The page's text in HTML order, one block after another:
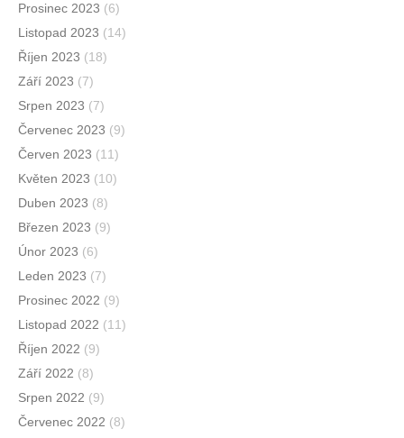
Prosinec 2023 (6)
Listopad 2023 (14)
Říjen 2023 (18)
Září 2023 (7)
Srpen 2023 (7)
Červenec 2023 (9)
Červen 2023 (11)
Květen 2023 (10)
Duben 2023 (8)
Březen 2023 (9)
Únor 2023 (6)
Leden 2023 (7)
Prosinec 2022 (9)
Listopad 2022 (11)
Říjen 2022 (9)
Září 2022 (8)
Srpen 2022 (9)
Červenec 2022 (8)